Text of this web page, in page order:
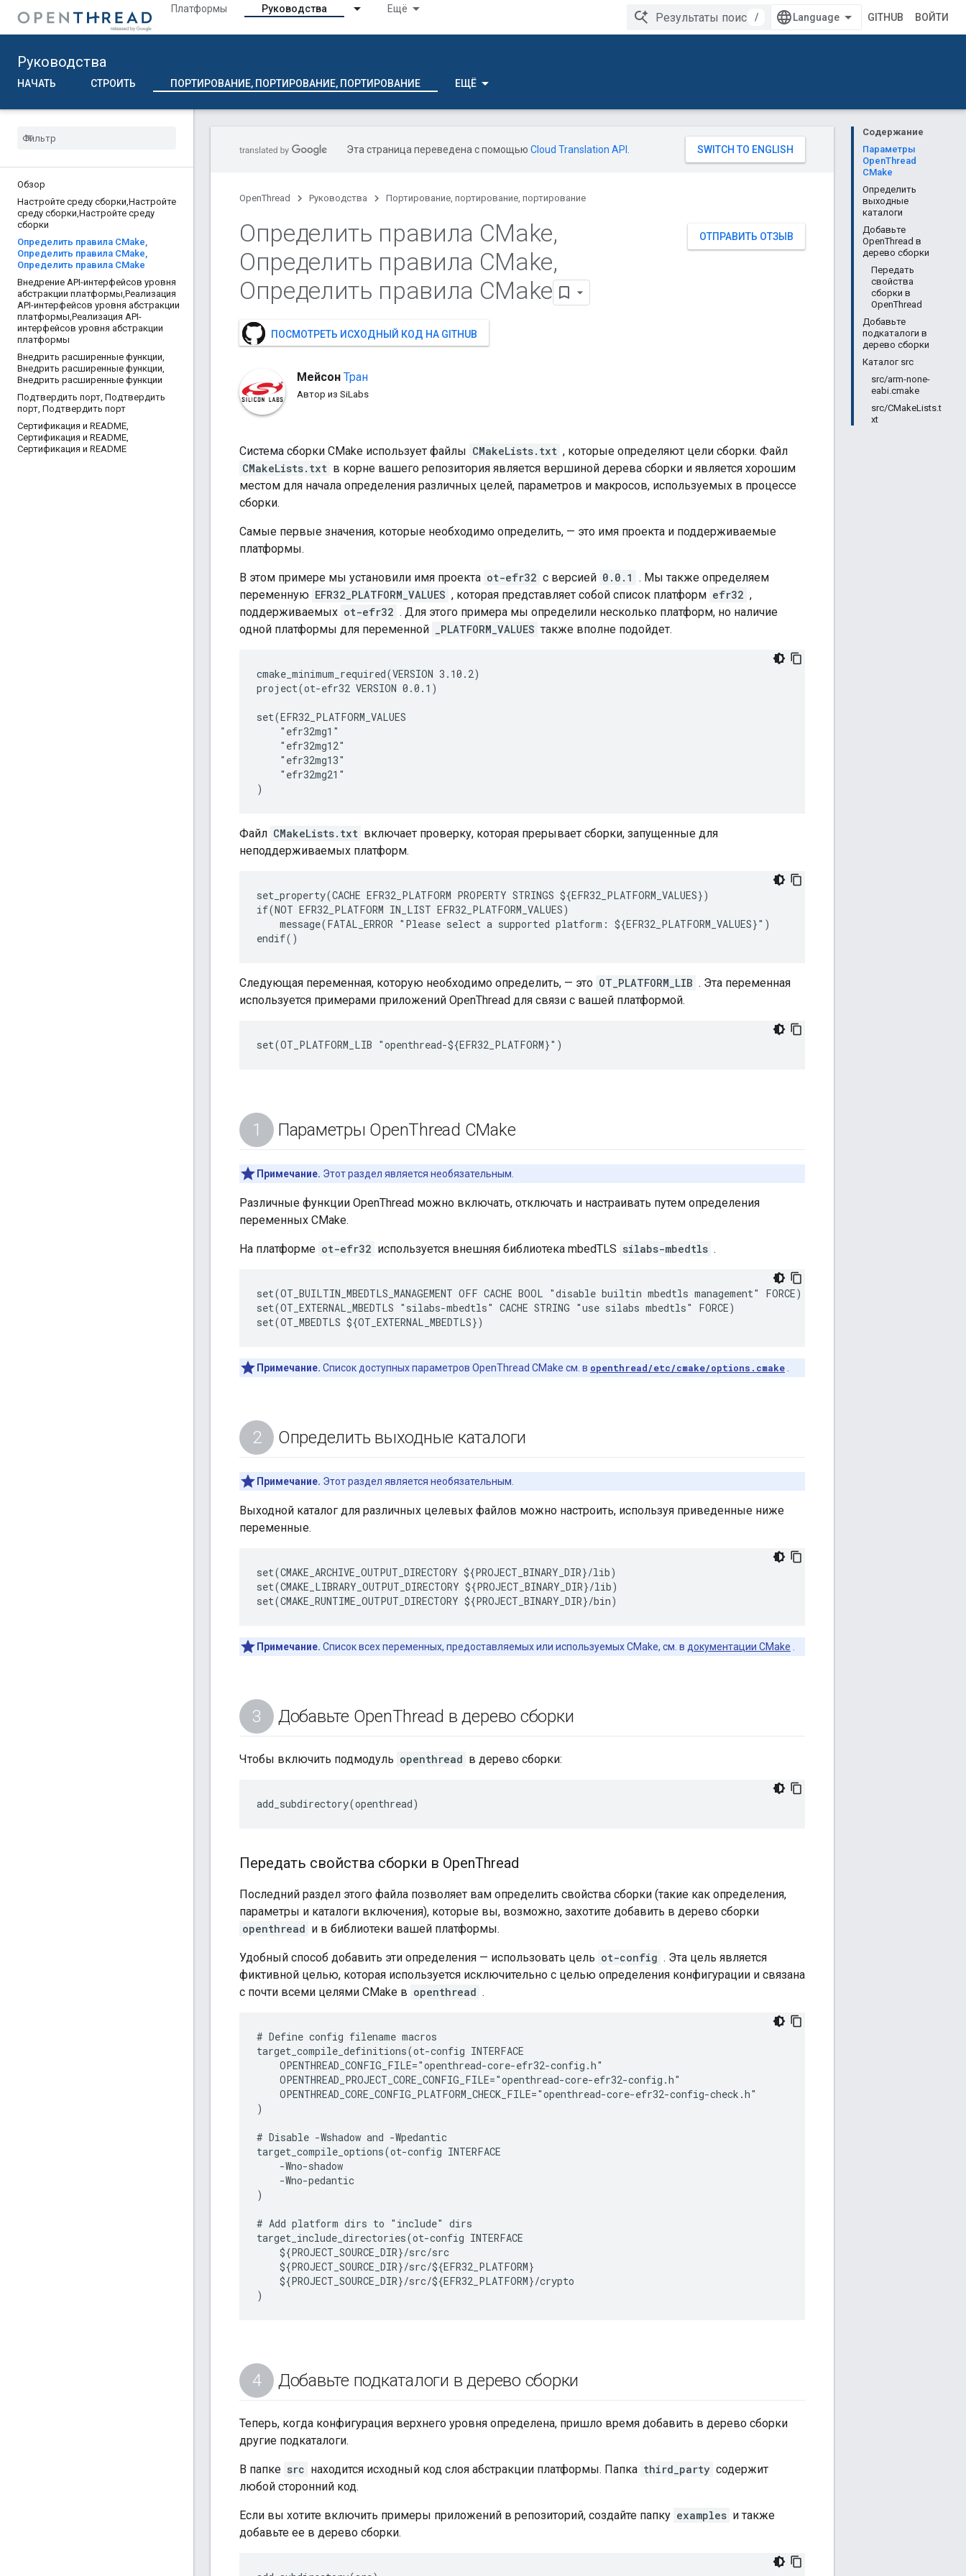
Платформы Руководства Ещё
/ GITHUB ВОЙТИ
Руководства
НАЧАТЬ СТРОИТЬ ПОРТИРОВАНИЕ, ПОРТИРОВАНИЕ, ПОРТИРОВАНИЕ ЕЩЁ
Обзор
Настройте среду сборки,Настройте
среду сборки,Настройте среду
сборки
Определить правила CMake,
Определить правила CMake,
Определить правила CMake
Внедрение API-интерфейсов уровня
абстракции платформы,Реализация
API-интерфейсов уровня абстракции
платформы,Реализация API-
интерфейсов уровня абстракции
платформы
Внедрить расширенные функции,
Внедрить расширенные функции,
Внедрить расширенные функции
Подтвердить порт, Подтвердить
порт, Подтвердить порт
Сертификация и README,
Сертификация и README,
Сертификация и README
Содержание
Параметры
OpenThread
CMake
Определить
выходные
каталоги
Добавьте
OpenThread в
дерево сборки
Передать
свойства
сборки в
OpenThread
Добавьте
подкаталоги в
дерево сборки
Каталог src
src/arm-none-
eabi.cmake
src/CMakeLists.t
xt
Эта страница переведена с помощью Cloud Translation API
OpenThread Руководства Портирование, портирование, портирование
ОТПРАВИТЬ ОТЗЫВ
Определить правила CMake,
Определить правила CMake,
Определить правила CMake
ПОСМОТРЕТЬ ИСХОДНЫЙ КОД НА GITHUB
Мейсон Тран
Автор из SiLabs
Система сборки CMake использует файлы CMakeLists.txt , которые определяют цели сборки. Файл
CMakeLists.txt в корне вашего репозитория является вершиной дерева сборки и является хорошим
местом для начала определения различных целей, параметров и макросов, используемых в процессе
сборки.
Самые первые значения, которые необходимо определить, — это имя проекта и поддерживаемые
платформы.
В этом примере мы установили имя проекта ot-efr32 с версией 0.0.1 . Мы также определяем
переменную EFR32_PLATFORM_VALUES , которая представляет собой список платформ efr32 ,
поддерживаемых ot-efr32 . Для этого примера мы определили несколько платформ, но наличие
одной платформы для переменной
_PLATFORM_VALUES также вполне подойдет.
cmake_minimum_required(VERSION 3.10.2)
project(ot-efr32 VERSION 0.0.1)
set(EFR32_PLATFORM_VALUES
    "efr32mg1"
    "efr32mg12"
    "efr32mg13"
    "efr32mg21"
Файл CMakeLists.txt включает проверку, которая прерывает сборки, запущенные для
неподдерживаемых платформ.
set_property(CACHE EFR32_PLATFORM PROPERTY STRINGS ${EFR32_PLATFORM_VALUES})
if(NOT EFR32_PLATFORM IN_LIST EFR32_PLATFORM_VALUES)
    message(FATAL_ERROR "Please select a supported platform: ${EFR32_PLATFORM_VALUES}")
Следующая переменная, которую необходимо определить, — это OT_PLATFORM_LIB . Эта переменная
используется примерами приложений OpenThread для связи с вашей платформой.
Параметры OpenThread CMake
Примечание. Этот раздел является необязательным.
Различные функции OpenThread можно включать, отключать и настраивать путем определения
переменных CMake.
На платформе ot-efr32 используется внешняя библиотека mbedTLS silabs-mbedtls .
set(OT_BUILTIN_MBEDTLS_MANAGEMENT OFF CACHE BOOL "disable builtin mbedtls management" FORCE)
set(OT_EXTERNAL_MBEDTLS "silabs-mbedtls" CACHE STRING "use silabs mbedtls" FORCE)
Примечание. Список доступных параметров OpenThread CMake см. в openthread/etc/cmake/options.cmake
Определить выходные каталоги
Примечание. Этот раздел является необязательным.
Выходной каталог для различных целевых файлов можно настроить, используя приведенные ниже
переменные.
set(CMAKE_ARCHIVE_OUTPUT_DIRECTORY ${PROJECT_BINARY_DIR}/lib)
set(CMAKE_LIBRARY_OUTPUT_DIRECTORY ${PROJECT_BINARY_DIR}/lib)
Примечание. Список всех переменных, предоставляемых или используемых CMake, см. в документации CMake
Добавьте OpenThread в дерево сборки
Чтобы включить подмодуль openthread в дерево сборки:
Передать свойства сборки в OpenThread
Последний раздел этого файла позволяет вам определить свойства сборки (такие как определения,
параметры и каталоги включения), которые вы, возможно, захотите добавить в дерево сборки
openthread и в библиотеки вашей платформы.
Удобный способ добавить эти определения — использовать цель ot-config . Эта цель является
фиктивной целью, которая используется исключительно с целью определения конфигурации и связана
с почти всеми целями CMake в openthread .
# Define config filename macros
target_compile_definitions(ot-config INTERFACE
    OPENTHREAD_CONFIG_FILE="openthread-core-efr32-config.h"
    OPENTHREAD_PROJECT_CORE_CONFIG_FILE="openthread-core-efr32-config.h"
    OPENTHREAD_CORE_CONFIG_PLATFORM_CHECK_FILE="openthread-core-efr32-config-check.h"
)
# Disable -Wshadow and -Wpedantic
target_compile_options(ot-config INTERFACE
    -Wno-shadow
    -Wno-pedantic
)
# Add platform dirs to "include" dirs
target_include_directories(ot-config INTERFACE
    ${PROJECT_SOURCE_DIR}/src/src
    ${PROJECT_SOURCE_DIR}/src/${EFR32_PLATFORM}
    ${PROJECT_SOURCE_DIR}/src/${EFR32_PLATFORM}/crypto
Добавьте подкаталоги в дерево сборки
Теперь, когда конфигурация верхнего уровня определена, пришло время добавить в дерево сборки
другие подкаталоги.
В папке src находится исходный код слоя абстракции платформы. Папка third_party содержит
любой сторонний код.
Если вы хотите включить примеры приложений в репозиторий, создайте папку examples и также
добавьте ее в дерево сборки.